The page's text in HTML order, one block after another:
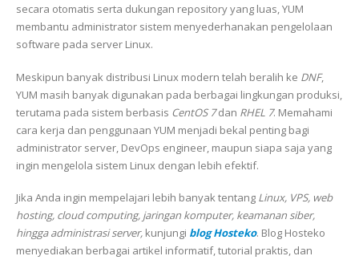
secara otomatis serta dukungan repository yang luas, YUM
membantu administrator sistem menyederhanakan pengelolaan
software pada server Linux.
Meskipun banyak distribusi Linux modern telah beralih ke DNF,
YUM masih banyak digunakan pada berbagai lingkungan produksi,
terutama pada sistem berbasis CentOS 7dan RHEL 7. Memahami
cara kerja dan penggunaan YUM menjadi bekal penting bagi
administrator server, DevOps engineer, maupun siapa saja yang
ingin mengelola sistem Linux dengan lebih efektif.
Jika Anda ingin mempelajari lebih banyak tentang Linux, VPS, web
hosting, cloud computing, jaringan komputer, keamanan siber,
hingga administrasi server, kunjungi blog Hosteko. Blog Hosteko
menyediakan berbagai artikel informatif, tutorial praktis, dan